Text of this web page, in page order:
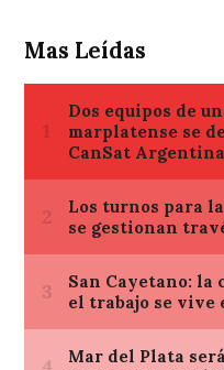
Mas Leídas